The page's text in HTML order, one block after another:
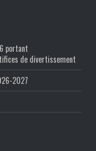
portant
de divertissement
2027